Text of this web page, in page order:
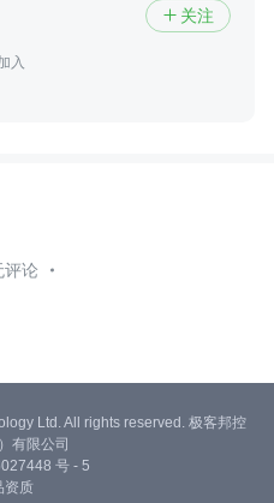
 关注
入
评论
Ltd. All rights reserved. 极客邦控
有限公司
号 - 5
资质